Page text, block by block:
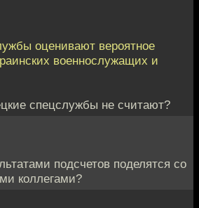
оценивают вероятное
военнослужащих и
спецслужбы не считают?
подсчетов поделятся со
коллегами?